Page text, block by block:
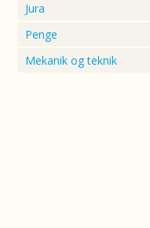
Jura
Penge
Mekanik og teknik